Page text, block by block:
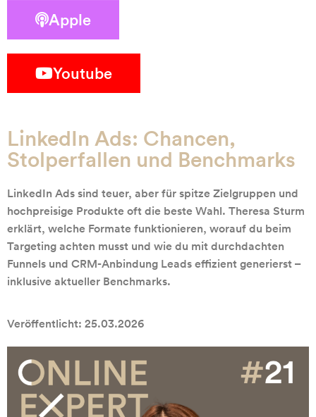
Apple
Youtube
LinkedIn Ads: Chancen,
Stolperfallen und Benchmarks
LinkedIn Ads sind teuer, aber für spitze Zielgruppen und
hochpreisige Produkte oft die beste Wahl. Theresa Sturm
erklärt, welche Formate funktionieren, worauf du beim
Targeting achten musst und wie du mit durchdachten
Funnels und CRM-Anbindung Leads effizient generierst –
inklusive aktueller Benchmarks.
Veröffentlicht: 25.03.2026